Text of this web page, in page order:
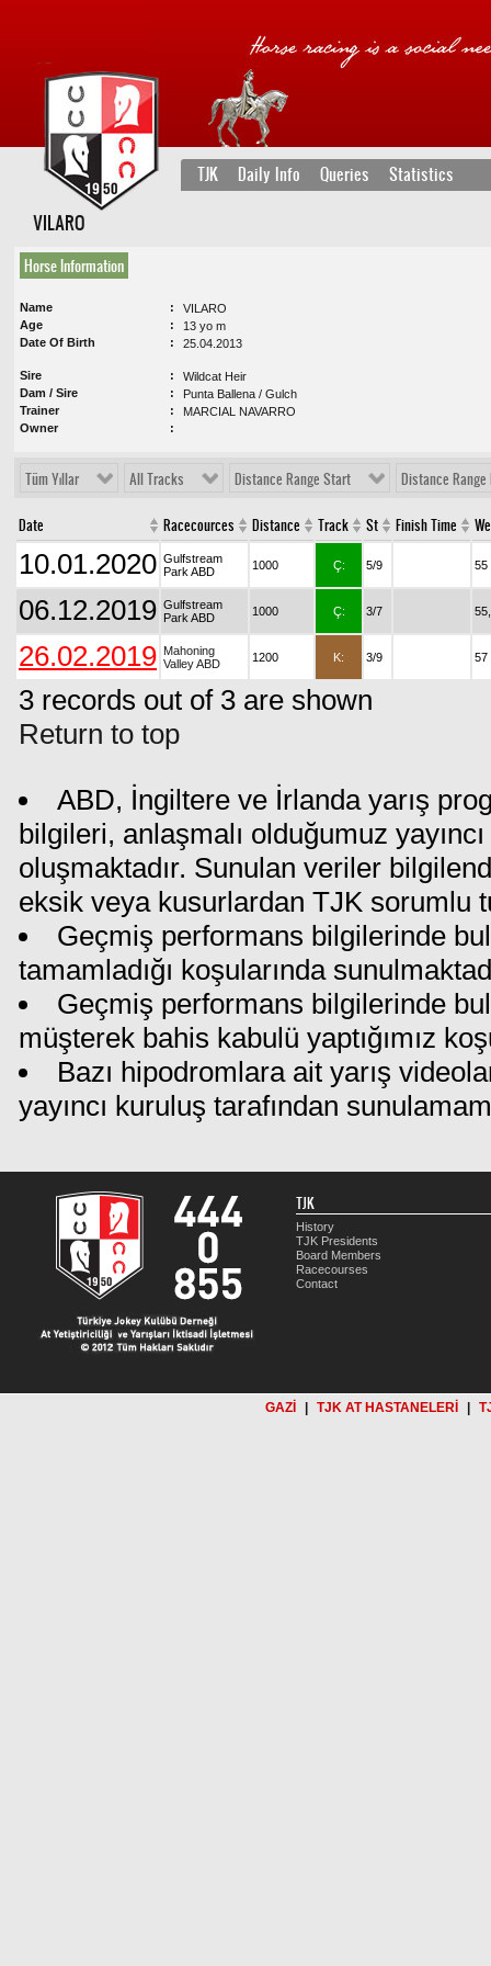
TJK Daily Info Queries Statistics
VILARO
Horse Information
Name
VILARO
Age
13 yo m
Date Of Birth
25.04.2013
Sire
Wildcat Heir
Dam / Sire
Punta Ballena / Gulch
Trainer
MARCIAL NAVARRO
Owner
Tüm Yıllar All Tracks Distance Range Start Distance Range
Date Racecources Distance Track St Finish Time
10.01.2020 Gulfstream
Park ABD
1000 Ç: 5/9 55
06.12.2019 Gulfstream
Park ABD
1000 Ç: 3/7
26.02.2019 Mahoning
Valley ABD
1200 K: 3/9 57
3 records out of 3 are shown
Return to top
ABD, İngiltere ve İrlanda yarış
bilgileri, anlaşmalı olduğumuz
oluşmaktadır. Sunulan veriler
eksik veya kusurlardan TJK sorumlu
Geçmiş performans bilgilerinde
tamamladığı koşularında
Geçmiş performans bilgilerinde
müşterek bahis kabulü yaptığımız
Bazı hipodromlara ait yarış
yayıncı kuruluş tarafından
TJK
History
TJK Presidents
Board Members
Racecourses
Contact
GAZİ TJK AT HASTANELERİ